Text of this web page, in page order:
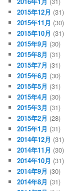
2015年12月 (31)
2015年11月 (30)
2015年10月 (31)
2015年9月 (30)
2015年8月 (31)
2015年7月 (31)
2015年6月 (30)
2015年5月 (31)
2015年4月 (30)
2015年3月 (31)
2015年2月 (28)
2015年1月 (31)
2014年12月 (31)
2014年11月 (30)
2014年10月 (31)
2014年9月 (30)
2014年8月 (31)